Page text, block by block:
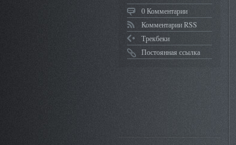
0 Комментарии
Комментарии RSS
Трекбеки
Постоянная ссылка